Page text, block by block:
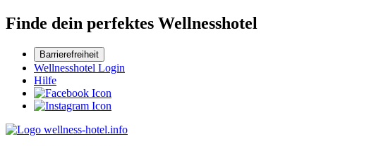
Finde dein perfektes Wellnesshotel
Barrierefreiheit
Wellnesshotel Login
Hilfe